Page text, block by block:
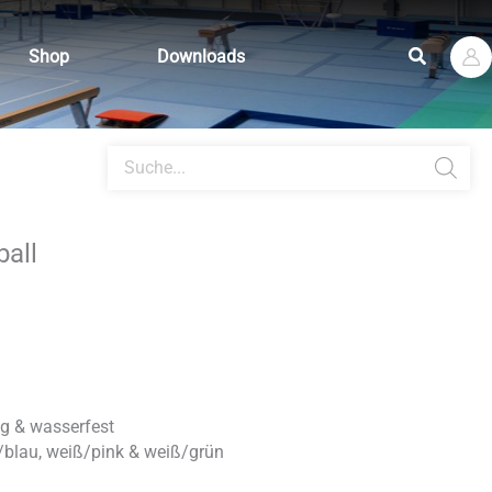
Shop Downloads Suchen
search
& wasserfest
weiß/pink & weiß/grün